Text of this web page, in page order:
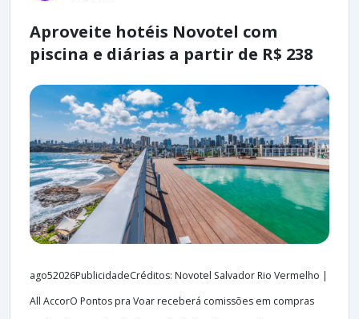
Aproveite hotéis Novotel com
piscina e diárias a partir de R$ 238
ago52026PublicidadeCréditos: Novotel Salvador Rio Vermelho |
All AccorO Pontos pra Voar receberá comissões em compras